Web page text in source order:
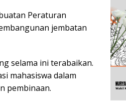
Peraturan
jembatan
selama ini terabaikan.
mahasiswa dalam
pembinaan.